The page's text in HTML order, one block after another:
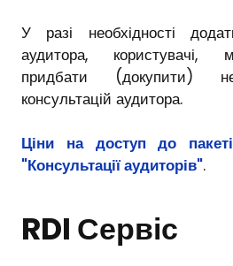
У разі необхідності
аудитора, користувачі,
придбати (докупити)
консультацій аудитора.
Ціни на доступ до
"Консультації аудиторів".
RDI Сервіс